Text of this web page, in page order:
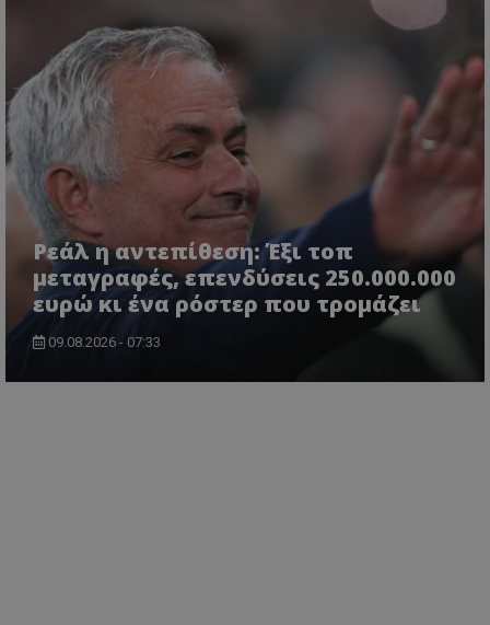
Ρεάλ η αντεπίθεση: Έξι τοπ
μεταγραφές, επενδύσεις 250.000.000
ευρώ κι ένα ρόστερ που τρομάζει
09.08.2026 - 07:33